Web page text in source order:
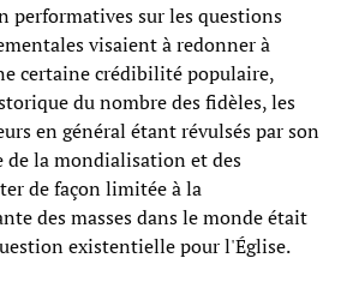
performatives sur les questions
visaient à redonner à
certaine crédibilité populaire,
du nombre des fidèles, les
en général étant révulsés par son
de la mondialisation et des
de façon limitée à la
des masses dans le monde était
existentielle pour l'Église.